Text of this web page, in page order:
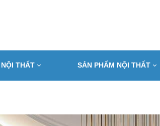
THẤT SẢN PHẨM NỘI THẤT